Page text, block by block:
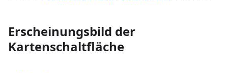
Erscheinungsbild der
Kartenschaltfläche